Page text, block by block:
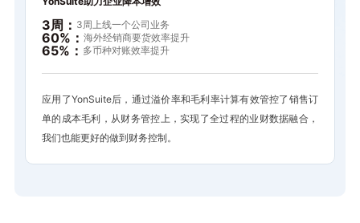
3周： 3周上线一个公司业务
60%： 海外经销商要货效率提升
65%： 多币种对账效率提升
应用了YonSuite后，通过溢价率和毛利率计算有效管控了销售订
单的成本毛利，从财务管控上，实现了全过程的业财数据融合，
我们也能更好的做到财务控制。